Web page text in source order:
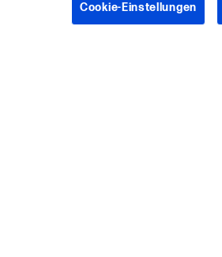
Cookie-Einstellungen